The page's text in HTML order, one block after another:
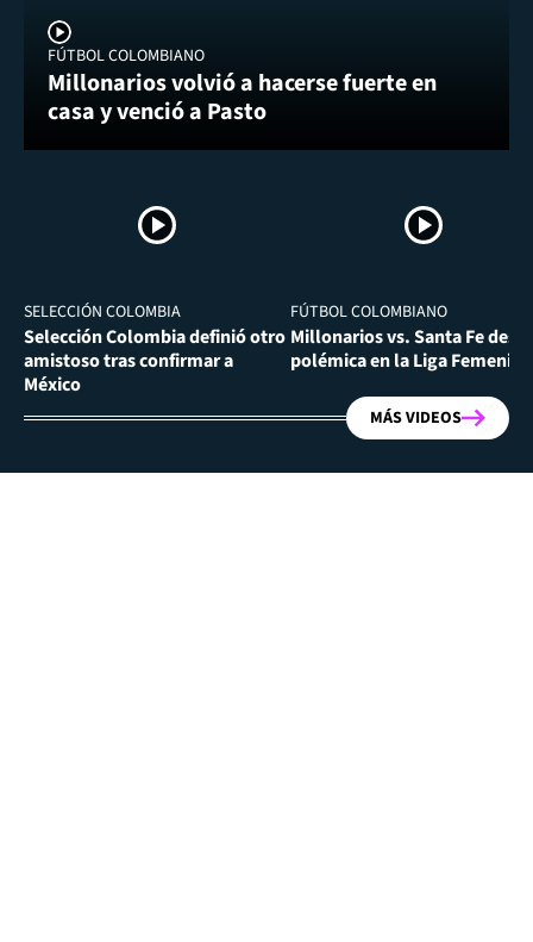
FÚTBOL COLOMBIANO
Millonarios volvió a hacerse fuerte en
casa y venció a Pasto
SELECCIÓN COLOMBIA
Selección Colombia definió otro
amistoso tras confirmar a
México
FÚTBOL COLOMBIANO
Millonarios vs. Santa Fe
polémica en la Liga Femenina
MÁS VIDEOS